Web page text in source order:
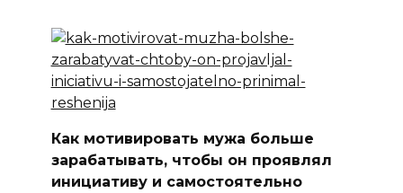
Как мотивировать мужа больше
зарабатывать, чтобы он проявлял
инициативу и самостоятельно